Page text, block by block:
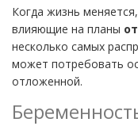
Когда жизнь
влияющие на планы
несколько самых
может потребовать
отложенной.